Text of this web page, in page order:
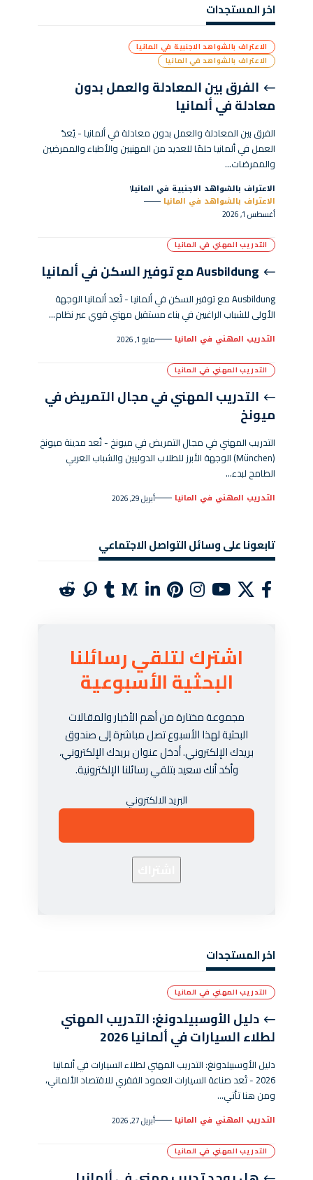
اخر المستجدات
الاعتراف بالشواهد الاجنبية في المانيا
الاعتراف بالشواهد في المانيا
الفرق بين المعادلة والعمل بدون
معادلة في ألمانيا
الفرق بين المعادلة والعمل بدون معادلة في ألمانيا - يُعدّ
العمل في ألمانيا حلمًا للعديد من المهنيين والأطباء والممرضين
والممرضات…
الاعتراف بالشواهد الاجنبية في المانيا
الاعتراف بالشواهد في المانيا
أغسطس 1, 2026
التدريب المهني في المانيا
Ausbildung مع توفير السكن في ألمانيا
Ausbildung مع توفير السكن في ألمانيا - تُعد ألمانيا الوجهة
الأولى للشباب الراغبين في بناء مستقبل مهني قوي عبر نظام…
التدريب المهني في المانيا مايو 1, 2026
التدريب المهني في المانيا
التدريب المهني في مجال التمريض في
ميونخ
التدريب المهني في مجال التمريض في ميونخ - تُعد مدينة ميونخ
(München) الوجهة الأبرز للطلاب الدوليين والشباب العربي
الطامح لبدء…
التدريب المهني في المانيا أبريل 29, 2026
تابعونا على وسائل التواصل الاجتماعي
اشترك لتلقي رسائلنا
البحثية الأسبوعية
مجموعة مختارة من أهم الأخبار والمقالات
البحثية لهذا الأسبوع تصل مباشرة إلى صندوق
بريدك الإلكتروني. أدخل عنوان بريدك الإلكتروني،
وأكد أنك سعيد بتلقي رسائلنا الإلكترونية.
البريد الالكتروني
اخر المستجدات
التدريب المهني في المانيا
دليل الأوسبيلدونغ: التدريب المهني
لطلاء السيارات في ألمانيا 2026
دليل الأوسبيلدونغ: التدريب المهني لطلاء السيارات في ألمانيا
2026 - تُعد صناعة السيارات العمود الفقري للاقتصاد الألماني،
ومن هنا تأتي…
التدريب المهني في المانيا أبريل 27, 2026
التدريب المهني في المانيا